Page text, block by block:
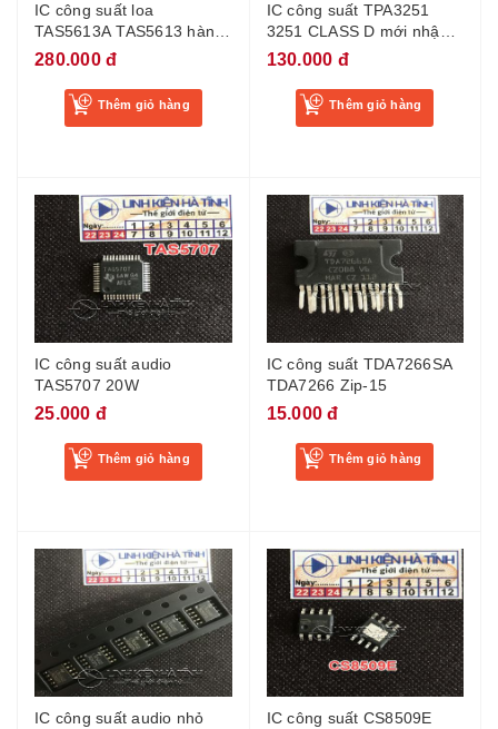
IC công suất loa
TAS5613A TAS5613 hàng
mới
280.000 đ
Thêm giỏ hàng
IC công suất TPA3251
3251 CLASS D mới nhập
khẩu
130.000 đ
Thêm giỏ hàng
IC công suất audio
TAS5707 20W
25.000 đ
Thêm giỏ hàng
IC công suất TDA7266SA
TDA7266 Zip-15
15.000 đ
Thêm giỏ hàng
IC công suất audio nhỏ
IC công suất CS8509E